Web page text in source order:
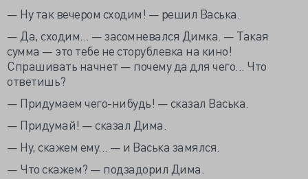
— Ну так вечером сходим! — решил Васька.
— Да, сходим... — засомневался Димка. — Такая
сумма — это тебе не сторублевка на кино!
Спрашивать начнет — почему да для чего... Что
ответишь?
— Придумаем чего-нибудь! — сказал Васька.
— Придумай! — сказал Дима.
— Ну, скажем ему... — и Васька замялся.
— Что скажем? — подзадорил Дима.